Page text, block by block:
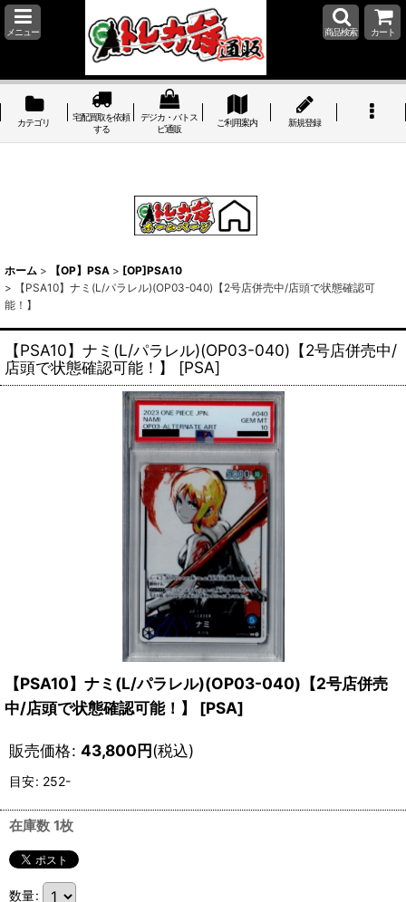
メニュー 商品検索 カート
カテゴリ
宅配買取を依頼
する
デジカ・バトス
ピ通販
ご利用案内 新規登録
ホーム > 【OP】PSA > [OP]PSA10
>
【PSA10】ナミ(L/パラレル)(OP03-040)【2号店併売中/店頭で状態確認可
能！】
【PSA10】ナミ(L/パラレル)(OP03-040)【2号店併売中/
店頭で状態確認可能！】
[PSA]
【PSA10】ナミ(L/パラレル)(OP03-040)【2号店併売
中/店頭で状態確認可能！】
[PSA]
販売価格: 43,800円(税込)
目安: 252-
在庫数 1枚
数量: